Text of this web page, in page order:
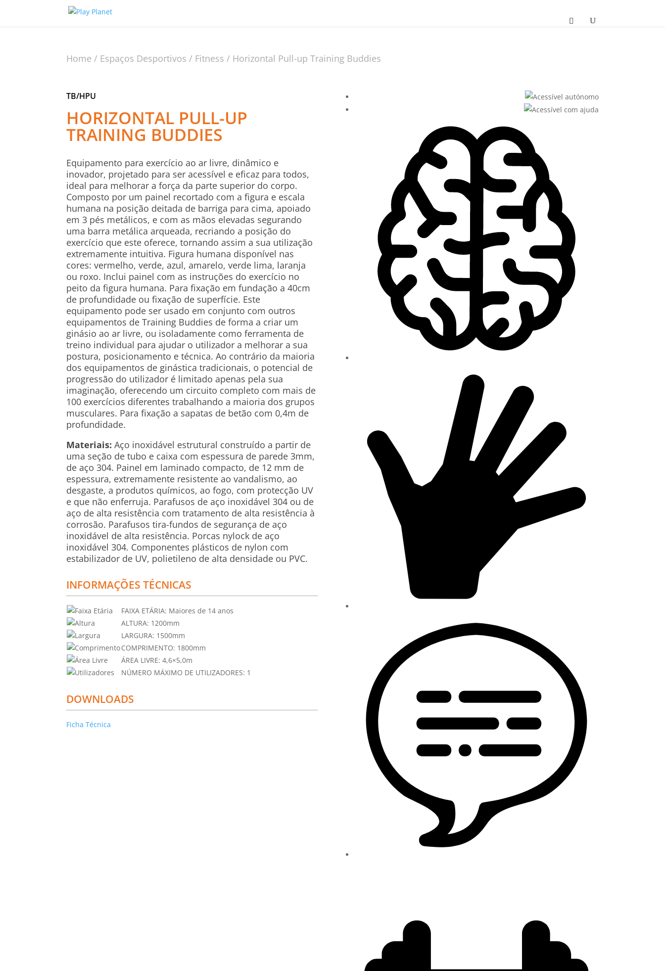
Home / Espaços Desportivos / Fitness / Horizontal Pull-up Training Buddies
TB/HPU
HORIZONTAL PULL-UP
TRAINING BUDDIES
Equipamento para exercício ao ar livre, dinâmico e
inovador, projetado para ser acessível e eficaz para todos,
ideal para melhorar a força da parte superior do corpo.
Composto por um painel recortado com a figura e escala
humana na posição deitada de barriga para cima, apoiado
em 3 pés metálicos, e com as mãos elevadas segurando
uma barra metálica arqueada, recriando a posição do
exercício que este oferece, tornando assim a sua utilização
extremamente intuitiva. Figura humana disponível nas
cores: vermelho, verde, azul, amarelo, verde lima, laranja
ou roxo. Inclui painel com as instruções do exercício no
peito da figura humana. Para fixação em fundação a 40cm
de profundidade ou fixação de superfície. Este
equipamento pode ser usado em conjunto com outros
equipamentos de Training Buddies de forma a criar um
ginásio ao ar livre, ou isoladamente como ferramenta de
treino individual para ajudar o utilizador a melhorar a sua
postura, posicionamento e técnica. Ao contrário da maioria
dos equipamentos de ginástica tradicionais, o potencial de
progressão do utilizador é limitado apenas pela sua
imaginação, oferecendo um circuito completo com mais de
100 exercícios diferentes trabalhando a maioria dos grupos
musculares. Para fixação a sapatas de betão com 0,4m de
profundidade.
Materiais: Aço inoxidável estrutural construído a partir de
uma seção de tubo e caixa com espessura de parede 3mm,
de aço 304. Painel em laminado compacto, de 12 mm de
espessura, extremamente resistente ao vandalismo, ao
desgaste, a produtos químicos, ao fogo, com protecção UV
e que não enferruja. Parafusos de aço inoxidável 304 ou de
aço de alta resistência com tratamento de alta resistência à
corrosão. Parafusos tira-fundos de segurança de aço
inoxidável de alta resistência. Porcas nylock de aço
inoxidável 304. Componentes plásticos de nylon com
estabilizador de UV, polietileno de alta densidade ou PVC.
INFORMAÇÕES TÉCNICAS
FAIXA ETÁRIA: Maiores de 14 anos
ALTURA: 1200mm
LARGURA: 1500mm
COMPRIMENTO: 1800mm
ÁREA LIVRE: 4,6×5,0m
NÚMERO MÁXIMO DE UTILIZADORES: 1
DOWNLOADS
Ficha Técnica